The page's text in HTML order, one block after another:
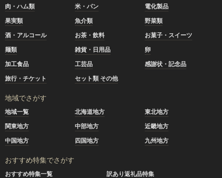
肉・ハム類 米・パン
電化製品
果実類
魚介類
野菜類
酒・アルコール
お茶・飲料
お菓子・スイーツ
麺類
雑貨・日用品
卵
加工食品
工芸品
感謝状・記念品
旅行・チケット
セット類 その他
地域でさがす
地域一覧 北海道地方
東北地方
関東地方
中部地方
近畿地方
中国地方
四国地方 九州地方
おすすめ特集でさがす
おすすめ特集一覧
訳あり返礼品特集